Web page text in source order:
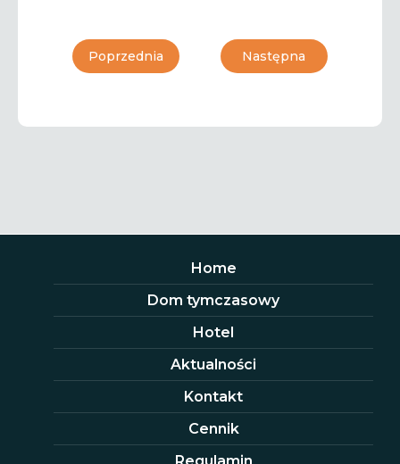
Poprzednia Następna
Home
Dom tymczasowy
Hotel
Aktualności
Kontakt
Cennik